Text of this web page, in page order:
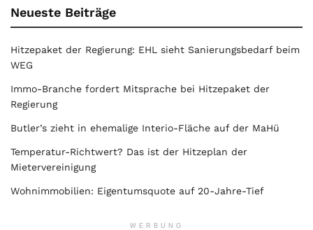
Neueste Beiträge
Hitzepaket der Regierung: EHL sieht Sanierungsbedarf beim
WEG
Immo-Branche fordert Mitsprache bei Hitzepaket der
Regierung
Butler’s zieht in ehemalige Interio-Fläche auf der MaHü
Temperatur-Richtwert? Das ist der Hitzeplan der
Mietervereinigung
Wohnimmobilien: Eigentumsquote auf 20-Jahre-Tief
WERBUNG